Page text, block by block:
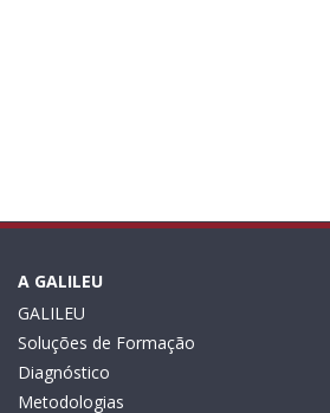
A GALILEU
GALILEU
Soluções de Formação
Diagnóstico
Metodologias